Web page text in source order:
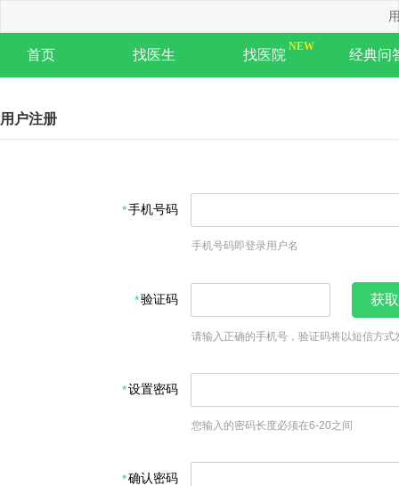
首页 找医生 找医院 经典问
用户注册
手机号码
手机号码即登录用户名
验证码 获
请输入正确的手机号，验证码将以短信方式
设置密码
您输入的密码长度必须在6-20之间
确认密码